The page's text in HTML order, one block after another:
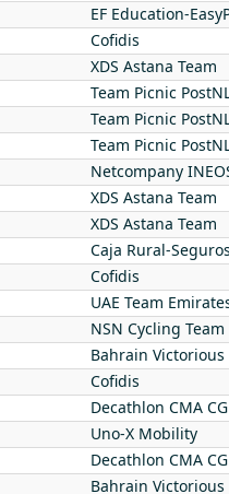
EF Education-
Cofidis
XDS Astana Team
Team Picnic
Team Picnic
Team Picnic
Netcompany
XDS Astana Team
XDS Astana Team
Caja Rural-
Cofidis
UAE Team
NSN Cycling Team
Bahrain Victorious
Cofidis
Decathlon CMA
Uno-X Mobility
Decathlon CMA
Bahrain Victorious